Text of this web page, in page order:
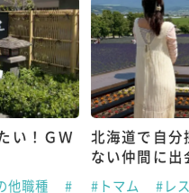
い！ＧＷ
他職種
#
北海道で自分
ない仲間に出
#トマム #レ